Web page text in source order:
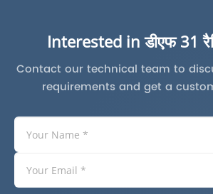
Interested in डीएफ 31
Contact our technical team to
requirements and get a